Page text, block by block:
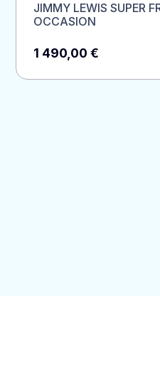
JIMMY LEWIS SUPER
OCCASION
1 490,00€